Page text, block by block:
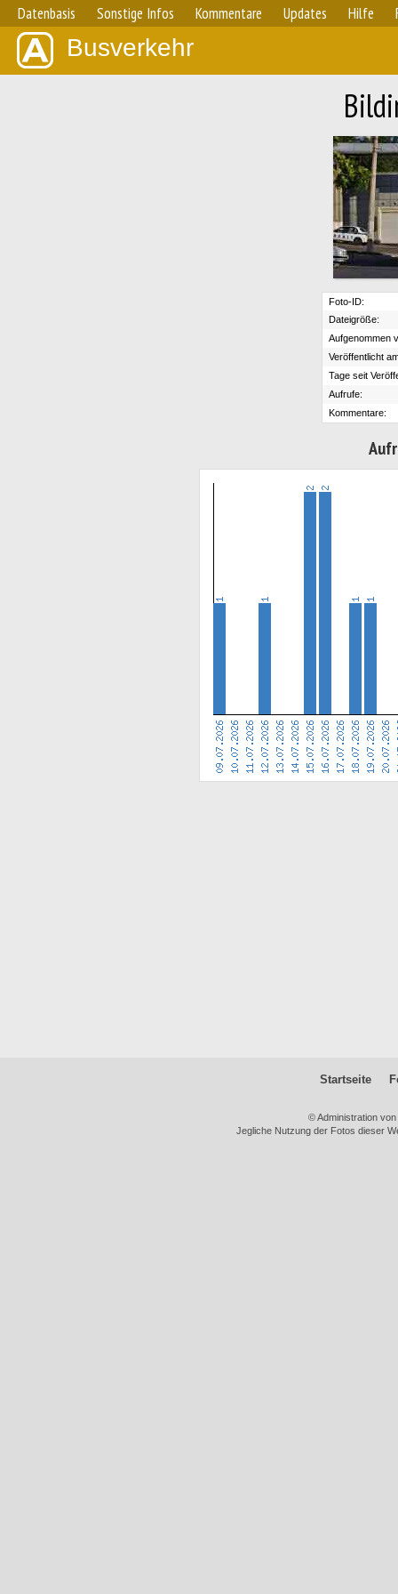
Datenbasis Sonstige Infos Kommentare Updates Hilfe
Busverkehr
Foto-ID:
Dateigröße:
Aufgenommen
Veröffentlicht
Tage seit
Aufrufe:
Kommentare:
Startseite
© Administration
Jegliche Nutzung der Fotos dieser